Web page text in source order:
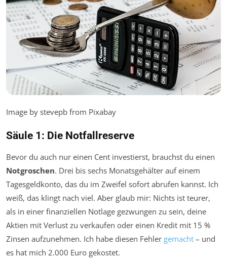
Image by stevepb from Pixabay
Säule 1: Die Notfallreserve
Bevor du auch nur einen Cent investierst, brauchst du einen
Notgroschen. Drei bis sechs Monatsgehälter auf einem
Tagesgeldkonto, das du im Zweifel sofort abrufen kannst. Ich
weiß, das klingt nach viel. Aber glaub mir: Nichts ist teurer,
als in einer finanziellen Notlage gezwungen zu sein, deine
Aktien mit Verlust zu verkaufen oder einen Kredit mit 15 %
Zinsen aufzunehmen. Ich habe diesen Fehler gemacht – und
es hat mich 2.000 Euro gekostet.